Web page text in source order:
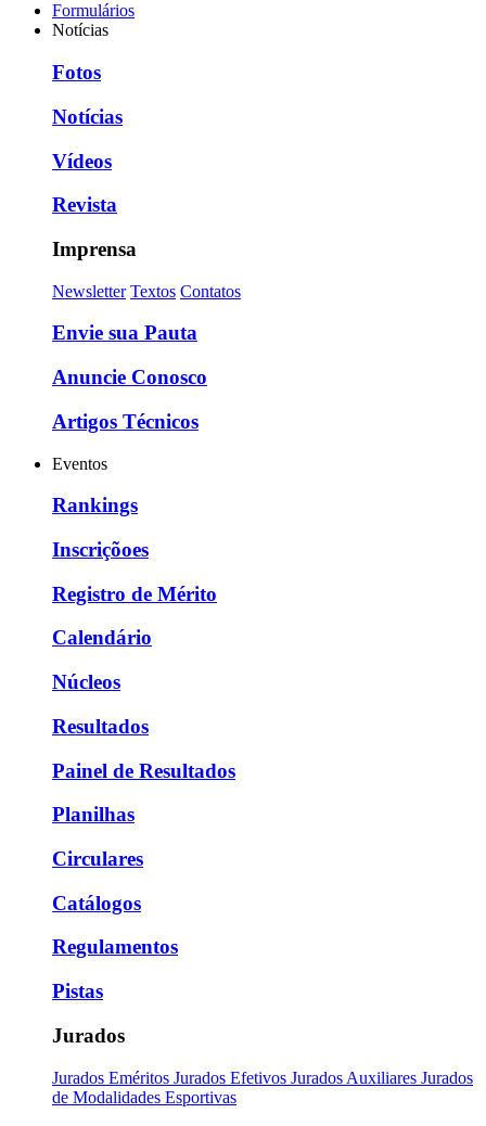
Formulários
Notícias
Fotos
Notícias
Vídeos
Revista
Imprensa
Newsletter Textos Contatos
Envie sua Pauta
Anuncie Conosco
Artigos Técnicos
Eventos
Rankings
Inscriçõoes
Registro de Mérito
Calendário
Núcleos
Resultados
Painel de Resultados
Planilhas
Circulares
Catálogos
Regulamentos
Pistas
Jurados
Jurados Eméritos Jurados Efetivos Jurados Auxiliares Jurados
de Modalidades Esportivas